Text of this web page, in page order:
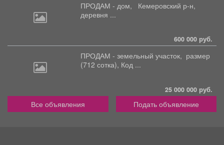
ПРОДАМ - дом,
Кемеровский р-н,
деревня ...
600 000 руб.
ПРОДАМ - земельный участок, размер
(712 сотка), Код ...
25 000 000 руб.
Все объявления Подать объявление